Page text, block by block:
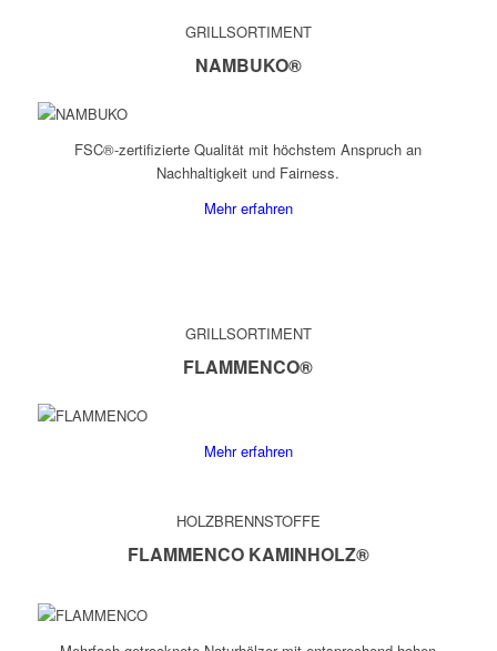
GRILLSORTIMENT
NAMBUKO®
FSC®-zertifizierte Qualität mit höchstem Anspruch an
Nachhaltigkeit und Fairness.
Mehr erfahren
GRILLSORTIMENT
FLAMMENCO®
Mehr erfahren
HOLZBRENNSTOFFE
FLAMMENCO KAMINHOLZ®